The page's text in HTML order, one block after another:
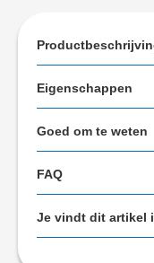
Eigenschappen
Goed om te weten
FAQ
Je vindt dit artikel